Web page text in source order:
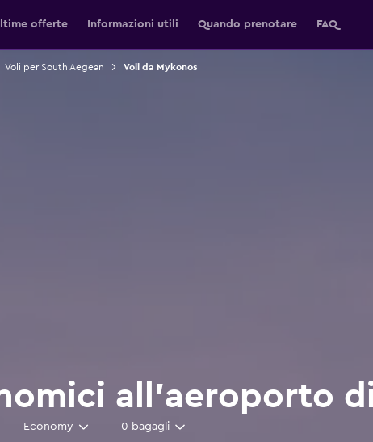
offerte Informazioni utili Quando prenotare FAQ
Voli per South Aegean Voli da Mykonos
all'aeroporto
Economy 0 bagagli